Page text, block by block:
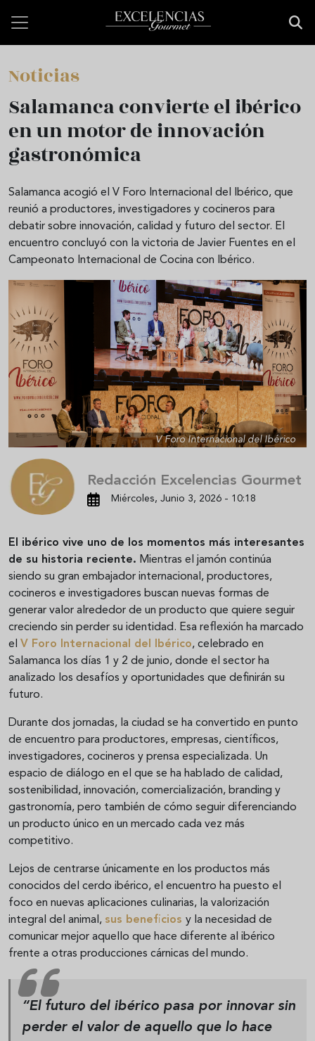
Noticias
Salamanca convierte el ibérico
en un motor de innovación
gastronómica
Salamanca acogió el V Foro Internacional del Ibérico, que
reunió a productores, investigadores y cocineros para
debatir sobre innovación, calidad y futuro del sector. El
encuentro concluyó con la victoria de Javier Fuentes en el
Campeonato Internacional de Cocina con Ibérico.
V Foro Internacional del Ibérico
Redacción Excelencias Gourmet
Miércoles, Junio 3, 2026 - 10:18
El ibérico vive uno de los momentos más interesantes
de su historia reciente. Mientras el jamón continúa
siendo su gran embajador internacional, productores,
cocineros e investigadores buscan nuevas formas de
generar valor alrededor de un producto que quiere seguir
creciendo sin perder su identidad. Esa reflexión ha marcado
el V Foro Internacional del Ibérico, celebrado en
Salamanca los días 1 y 2 de junio, donde el sector ha
analizado los desafíos y oportunidades que definirán su
futuro.
Durante dos jornadas, la ciudad se ha convertido en punto
de encuentro para productores, empresas, científicos,
investigadores, cocineros y prensa especializada. Un
espacio de diálogo en el que se ha hablado de calidad,
sostenibilidad, innovación, comercialización, branding y
gastronomía, pero también de cómo seguir diferenciando
un producto único en un mercado cada vez más
competitivo.
Lejos de centrarse únicamente en los productos más
conocidos del cerdo ibérico, el encuentro ha puesto el
foco en nuevas aplicaciones culinarias, la valorización
integral del animal, sus beneficios y la necesidad de
comunicar mejor aquello que hace diferente al ibérico
frente a otras producciones cárnicas del mundo.
“El futuro del ibérico pasa por innovar sin
perder el valor de aquello que lo hace